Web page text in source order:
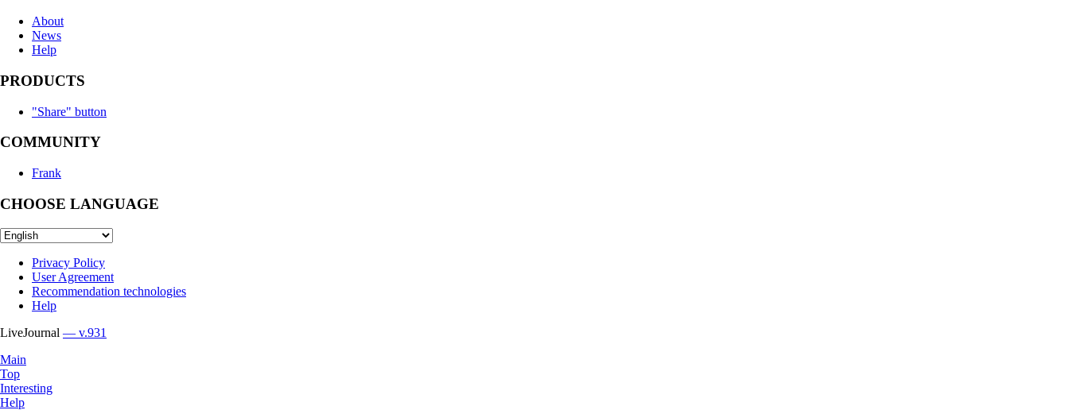
About
News
Help
PRODUCTS
"Share" button
COMMUNITY
Frank
CHOOSE LANGUAGE
Privacy Policy
User Agreement
Recommendation technologies
Help
LiveJournal — v.931
Main
Top
Interesting
Help